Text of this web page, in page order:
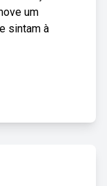
um
sintam à